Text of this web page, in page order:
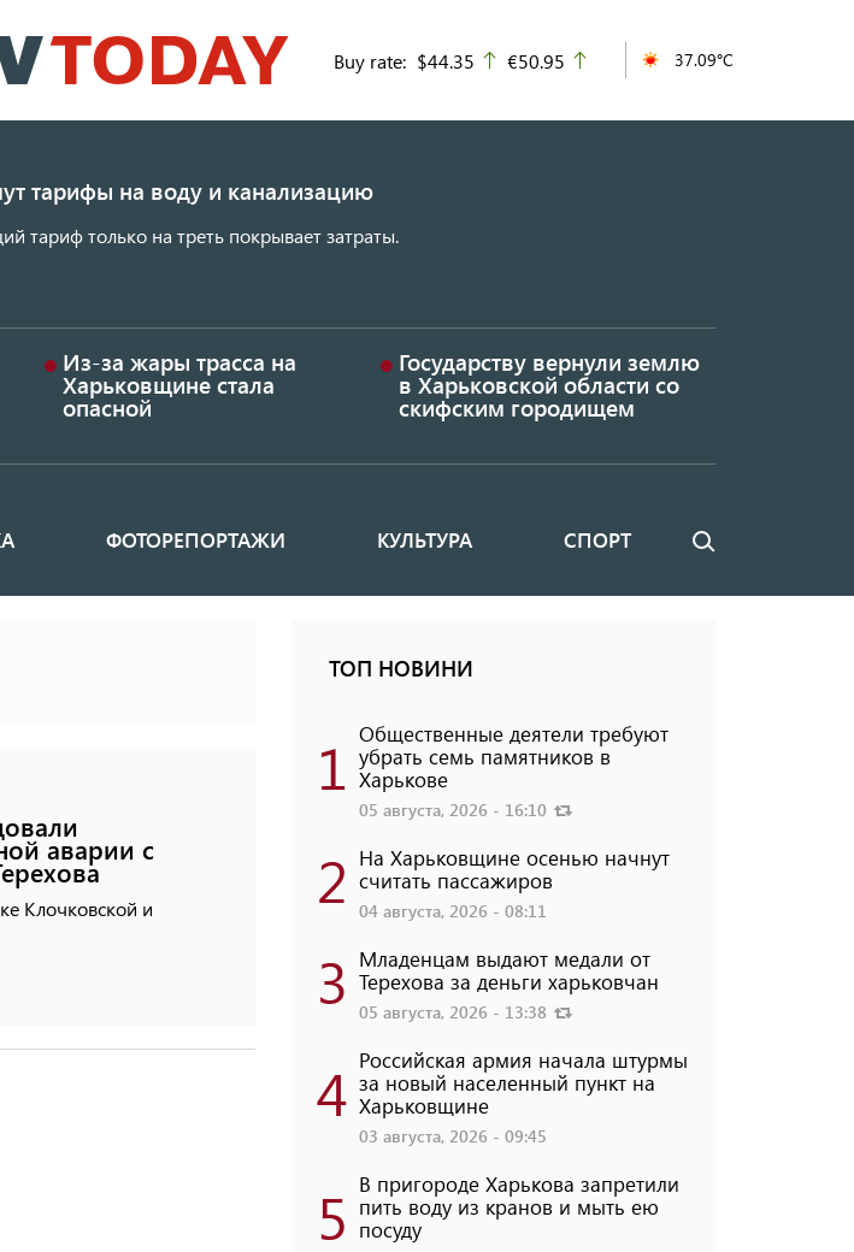
к
основному
Buy rate: $44.35 up
€50.95 37.09°C
тарифы на воду и канализацию
тариф только на треть покрывает затраты.
Из-за жары трасса на
Харьковщине стала
опасной
Государству вернули землю
в Харьковской области со
скифским городищем
ФОТОРЕПОРТАЖИ КУЛЬТУРА СПОРТ Поиск
аварии с
Клочковской и
ТОП НОВИНИ
1 Общественные деятели требуют
убрать семь памятников в
Харькове
05 августа, 2026 - 16:10
2 На Харьковщине осенью начнут
считать пассажиров
04 августа, 2026 - 08:11
3 Младенцам выдают медали от
Терехова за деньги харьковчан
05 августа, 2026 - 13:38
4 Российская армия начала штурмы
за новый населенный пункт на
Харьковщине
03 августа, 2026 - 09:45
5 В пригороде Харькова запретили
пить воду из кранов и мыть ею
посуду